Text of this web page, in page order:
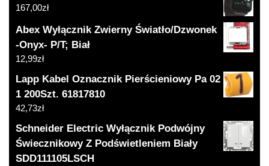
167,00zł
Abex Wyłącznik Zwierny Światło/Dzwonek
-Onyx- P/T; Biał
12,99zł
Lapp Kabel Oznacznik Pierścieniowy Pa 02
1 200Szt. 61817810
42,73zł
Schneider Electric Wyłącznik Podwójny
Świecznikowy Z Podświetleniem Biały
SDD111105LSCH